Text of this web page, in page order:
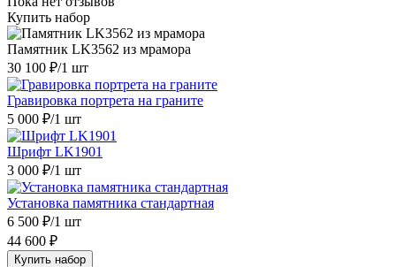
Купить набор
Памятник LK3562 из мрамора
30 100 ₽/1 шт
Гравировка портрета на граните
5 000 ₽/1 шт
Шрифт LK1901
3 000 ₽/1 шт
Установка памятника стандартная
6 500 ₽/1 шт
44 600 ₽
Купить набор